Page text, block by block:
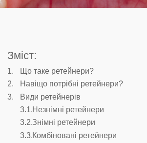
Зміст:
Що таке ретейнери?
Навіщо потрібні ретейнери?
Види ретейнерів
Незнімні ретейнери
Знімні ретейнери
Комбіновані ретейнери